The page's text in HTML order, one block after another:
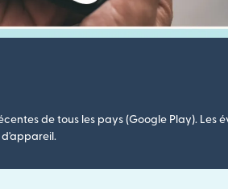
de tous les pays (Google Play). Les